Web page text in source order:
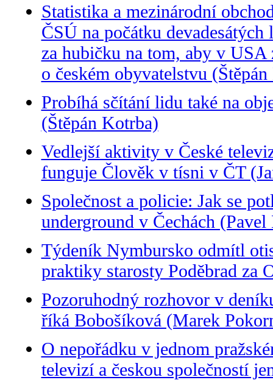
Statistika a mezinárodní
ČSÚ na počátku
za hubičku na tom, aby v USA
o českém obyvatelstvu
Probíhá sčítání lidu také na
(Štěpán Kotrba)
Vedlejší aktivity v České
funguje Člověk v tísni v ČT
Společnost a policie: Jak se
underground v Čechách
Týdeník Nymbursko odmítl
praktiky starosty Poděbrad za
Pozoruhodný rozhovor v
říká Bobošíková (Marek
O nepořádku v jednom
televizí a českou společností